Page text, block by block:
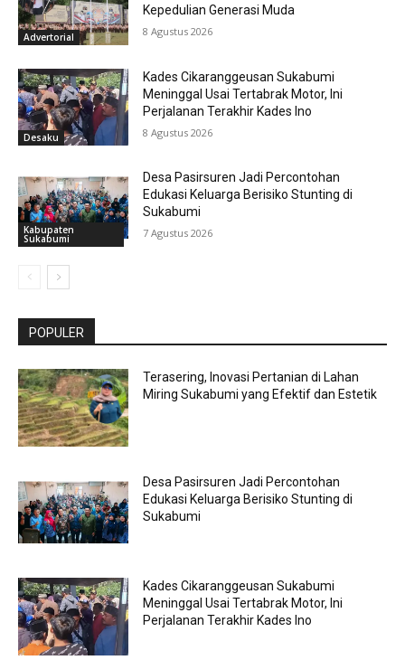
Advertorial
Kepedulian Generasi Muda
8 Agustus 2026
Desaku
Kades Cikaranggeusan Sukabumi
Meninggal Usai Tertabrak Motor, Ini
Perjalanan Terakhir Kades Ino
8 Agustus 2026
Kabupaten
Sukabumi
Desa Pasirsuren Jadi Percontohan
Edukasi Keluarga Berisiko Stunting di
Sukabumi
7 Agustus 2026
POPULER
Terasering, Inovasi Pertanian di Lahan
Miring Sukabumi yang Efektif dan Estetik
Desa Pasirsuren Jadi Percontohan
Edukasi Keluarga Berisiko Stunting di
Sukabumi
Kades Cikaranggeusan Sukabumi
Meninggal Usai Tertabrak Motor, Ini
Perjalanan Terakhir Kades Ino